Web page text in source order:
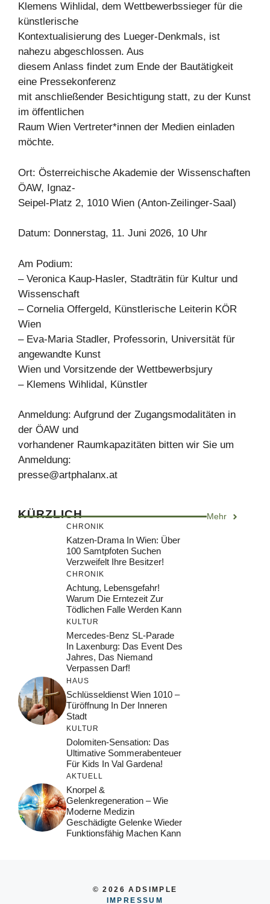
Klemens Wihlidal, dem Wettbewerbssieger für die
künstlerische
Kontextualisierung des Lueger-Denkmals, ist
nahezu abgeschlossen. Aus
diesem Anlass findet zum Ende der Bautätigkeit
eine Pressekonferenz
mit anschließender Besichtigung statt, zu der Kunst
im öffentlichen
Raum Wien Vertreter*innen der Medien einladen
möchte.
Ort: Österreichische Akademie der Wissenschaften
ÖAW, Ignaz-
Seipel-Platz 2, 1010 Wien (Anton-Zeilinger-Saal)
Datum: Donnerstag, 11. Juni 2026, 10 Uhr
Am Podium:
– Veronica Kaup-Hasler, Stadträtin für Kultur und
Wissenschaft
– Cornelia Offergeld, Künstlerische Leiterin KÖR
Wien
– Eva-Maria Stadler, Professorin, Universität für
angewandte Kunst
Wien und Vorsitzende der Wettbewerbsjury
– Klemens Wihlidal, Künstler
Anmeldung: Aufgrund der Zugangsmodalitäten in
der ÖAW und
vorhandener Raumkapazitäten bitten wir Sie um
Anmeldung:
presse@artphalanx.at
KÜRZLICH Mehr
CHRONIK
Katzen-Drama In Wien: Über
100 Samtpfoten Suchen
Verzweifelt Ihre Besitzer!
CHRONIK
Achtung, Lebensgefahr!
Warum Die Erntezeit Zur
Tödlichen Falle Werden Kann
KULTUR
Mercedes-Benz SL-Parade
In Laxenburg: Das Event Des
Jahres, Das Niemand
Verpassen Darf!
HAUS
Schlüsseldienst Wien 1010 –
Türöffnung In Der Inneren
Stadt
KULTUR
Dolomiten-Sensation: Das
Ultimative Sommerabenteuer
Für Kids In Val Gardena!
AKTUELL
Knorpel &
Gelenkregeneration – Wie
Moderne Medizin
Geschädigte Gelenke Wieder
Funktionsfähig Machen Kann
© 2026 ADSIMPLE
IMPRESSUM